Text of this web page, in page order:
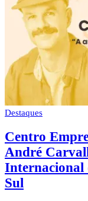
Destaques
Centro
André
Internacional
Sul